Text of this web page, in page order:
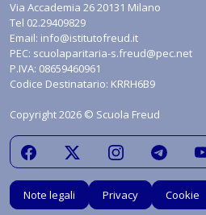
Via Accademia 26 20131 Milano
Tel 02.29409829
Email: info@istitutofreud.it
PEC: scuolaparitaria-s.freud@pec.net
P.IVA: 08659460961
Codice Destinatario: KRRH6B9
Copyright 2026 © Scuola Freud
Note legali Privacy
Cookie